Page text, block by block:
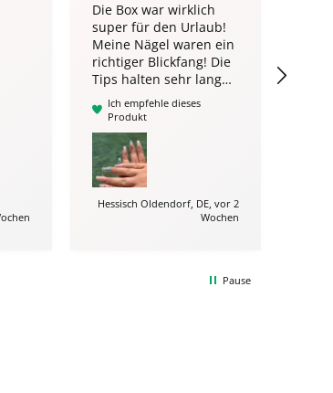
Die Box war wirklich
super für den Urlaub!
Meine Nägel waren ein
richtiger Blickfang! Die
Tips halten sehr lange
mit dem Rubber Base!
Ich bin völlig zufrieden
mit den Produkten von
Lyni!🤗
Ich empfehle dieses
Produkt
Hessisch Oldendorf, DE, vor 2
Wochen
Pause